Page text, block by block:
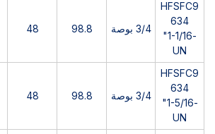
HFSFC9
634
-1-1/16"
UN
3/4 بوصة 98.8
48
HFSFC9
634
-1-5/16"
UN
3/4 بوصة 98.8
48